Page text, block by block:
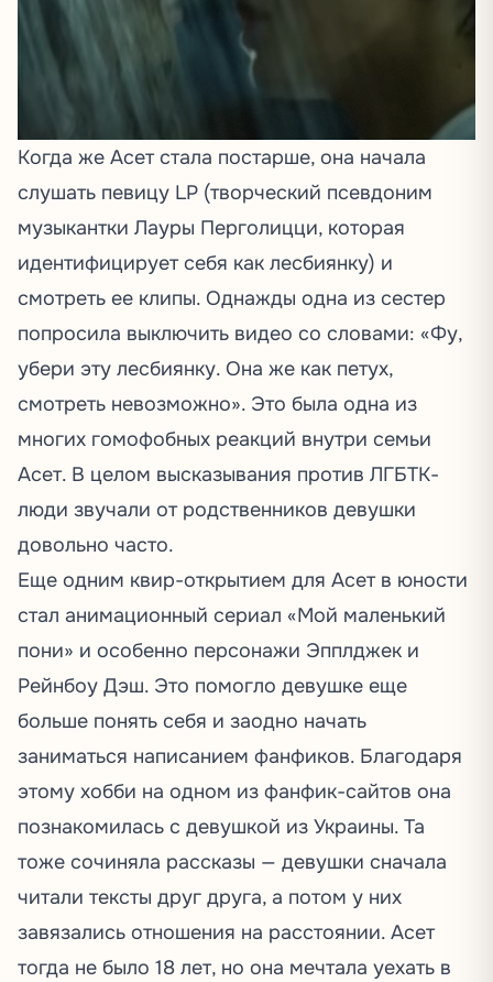
Когда же Асет стала постарше, она начала
слушать певицу LP (творческий псевдоним
музыкантки Лауры Перголицци, которая
идентифицирует себя как лесбиянку) и
смотреть ее клипы. Однажды одна из сестер
попросила выключить видео со словами: «Фу,
убери эту лесбиянку. Она же как петух,
смотреть невозможно». Это была одна из
многих гомофобных реакций внутри семьи
Асет. В целом высказывания против ЛГБТК-
люди звучали от родственников девушки
довольно часто.
Еще одним квир-открытием для Асет в юности
стал анимационный сериал «Мой маленький
пони» и особенно персонажи Эпплджек и
Рейнбоу Дэш. Это помогло девушке еще
больше понять себя и заодно начать
заниматься написанием фанфиков. Благодаря
этому хобби на одном из фанфик-сайтов она
познакомилась с девушкой из Украины. Та
тоже сочиняла рассказы — девушки сначала
читали тексты друг друга, а потом у них
завязались отношения на расстоянии. Асет
тогда не было 18 лет, но она мечтала уехать в